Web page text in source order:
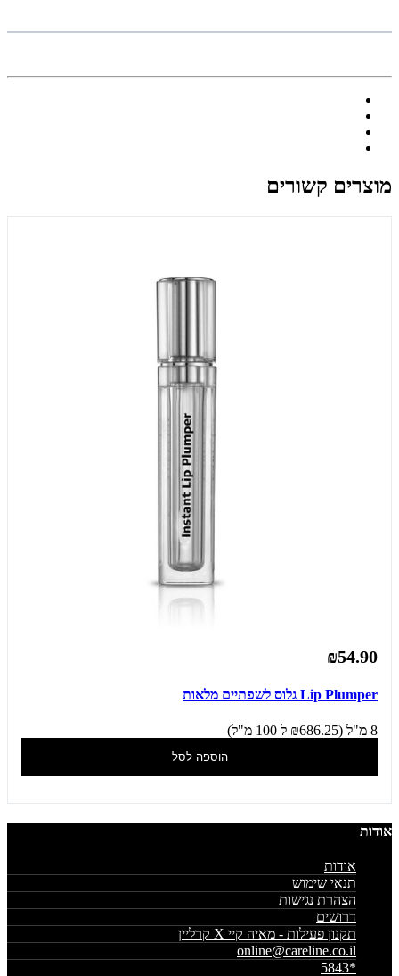
מוצרים קשורים
₪54.90
Lip Plumper גלוס לשפתיים מלאות
8 מ"ל (₪686.25 ל 100 מ"ל)
הוספה לסל
אודות
אודות
תנאי שימוש
הצהרת נגישות
דרושים
תקנון פעילות - מאיה קיי X קרליין
online@careline.co.il
*5843